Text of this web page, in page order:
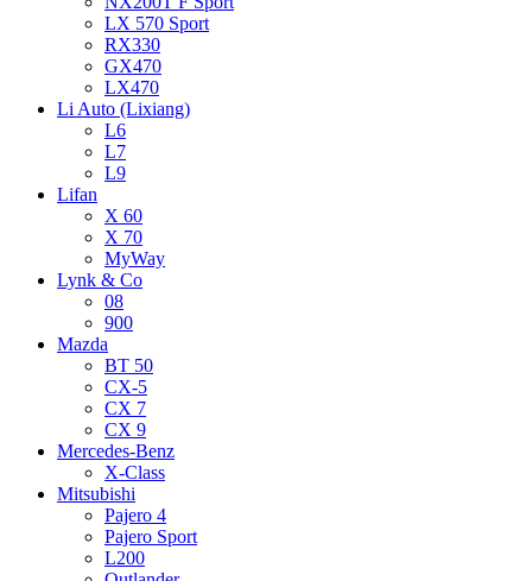
LX 570 Sport
RX330
GX470
LX470
Li Auto (Lixiang)
L6
L7
L9
Lifan
X 60
X 70
MyWay
Lynk & Co
08
900
Mazda
BT 50
CX-5
CX 7
CX 9
Mercedes-Benz
X-Class
Mitsubishi
Pajero 4
Pajero Sport
L200